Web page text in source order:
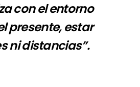
con el entorno
presente, estar
ni distancias”.